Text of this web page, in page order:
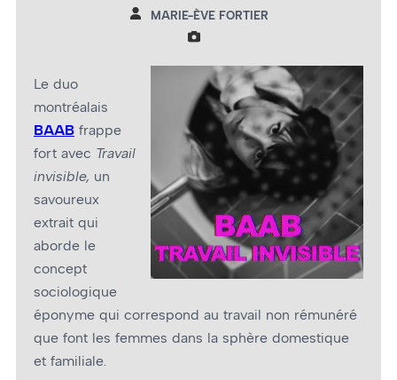
MARIE-ÈVE FORTIER
Le duo
montréalais
BAAB frappe
fort avec Travail
invisible, un
savoureux
extrait qui
aborde le
concept
sociologique
éponyme qui correspond au travail non rémunéré
que font les femmes dans la sphère domestique
et familiale.